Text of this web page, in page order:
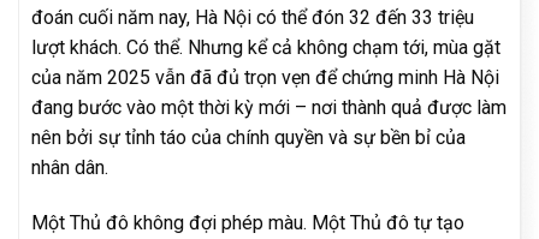
đoán cuối năm nay, Hà Nội có thể đón 32 đến 33 triệu
lượt khách. Có thể. Nhưng kể cả không chạm tới, mùa gặt
của năm 2025 vẫn đã đủ trọn vẹn để chứng minh Hà Nội
đang bước vào một thời kỳ mới – nơi thành quả được làm
nên bởi sự tỉnh táo của chính quyền và sự bền bỉ của
nhân dân.
Một Thủ đô không đợi phép màu. Một Thủ đô tự tạo